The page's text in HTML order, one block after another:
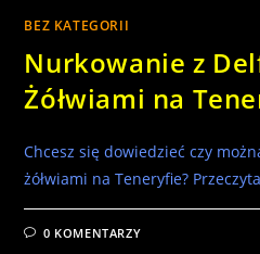
BEZ KATEGORII
Nurkowanie z
Żółwiami na
Chcesz się dowiedzieć czy
żółwiami na Teneryfie?
0 KOMENTARZY